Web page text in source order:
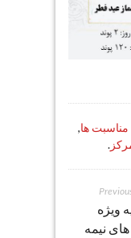
مناسبت ها,
.
ویژه
های نیمه